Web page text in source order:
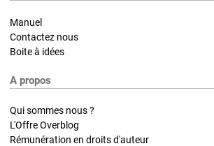
Manuel
Contactez nous
Boite à idées
A propos
Qui sommes nous ?
L'Offre Overblog
Rémunération en droits d'auteur